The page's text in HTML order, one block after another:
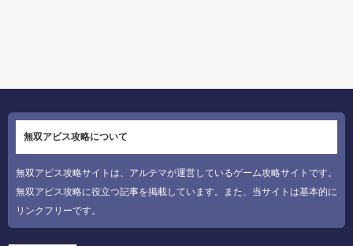
無双アビス攻略について
無双アビス攻略サイトは、アルテマが運営しているゲーム攻略サイトです。
無双アビス攻略に役立つ記事を掲載しています。また、当サイトは基本的に
リンクフリーです。